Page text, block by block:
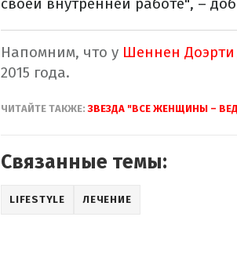
своей внутренней работе", –
Напомним, что у Шеннен Доэрти
2015 года.
ЧИТАЙТЕ ТАКЖЕ: ЗВЕЗДА "ВСЕ ЖЕНЩИНЫ –
Связанные темы:
LIFESTYLE ЛЕЧЕНИЕ